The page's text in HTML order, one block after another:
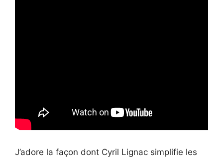
J’adore la façon dont Cyril Lignac simplifie les